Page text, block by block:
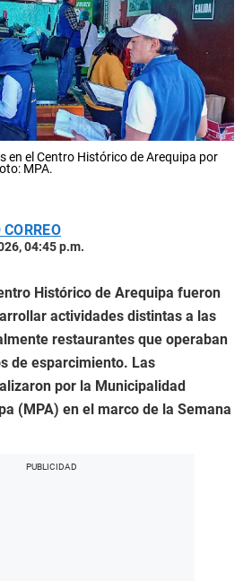
en el Centro Histórico de Arequipa por
MPA.
04:45 p.m.
Histórico de Arequipa fueron
actividades distintas a las
restaurantes que operaban
de esparcimiento. Las
por la Municipalidad
(MPA) en el marco de la Semana